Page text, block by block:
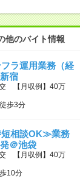
他のバイト情報
ラ運用業務（経
宿
【月収例】40万
歩3分
相談OK≫業務
＠池袋
【月収例】40万
10分